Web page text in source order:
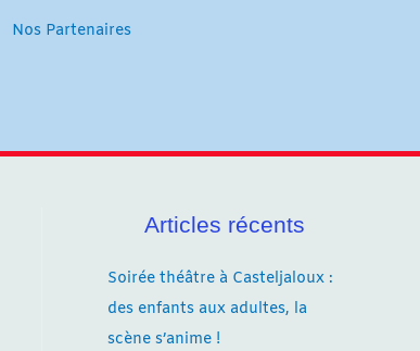
Nos Partenaires
Articles récents
Soirée théâtre à Casteljaloux :
des enfants aux adultes, la
scène s’anime !